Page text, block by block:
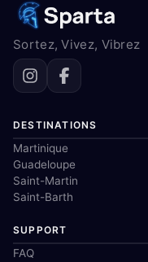
Sortez, Vivez, Vibrez
DESTINATIONS
Martinique
Guadeloupe
Saint-Martin
Saint-Barth
SUPPORT
FAQ